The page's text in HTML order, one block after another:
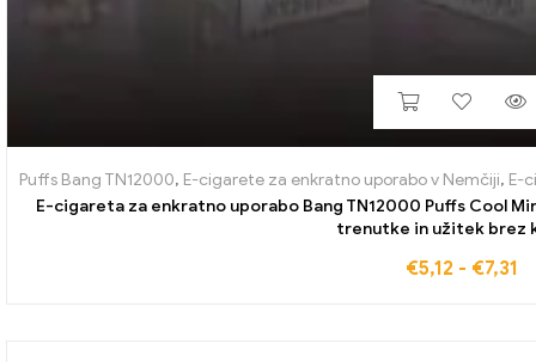
Puffs Bang TN12000, E-cigarete za enkratno uporabo v Nemčiji, E-
E-cigareta za enkratno uporabo Bang TN12000 Puffs Cool
trenutke in užitek brez
€5,12 - €7,31